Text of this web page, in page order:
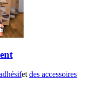
et des accessoires